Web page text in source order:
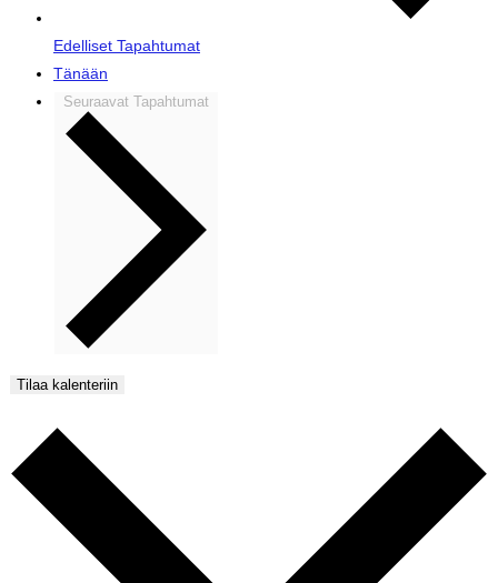
Edelliset Tapahtumat
Tänään
Seuraavat Tapahtumat
Tilaa kalenteriin